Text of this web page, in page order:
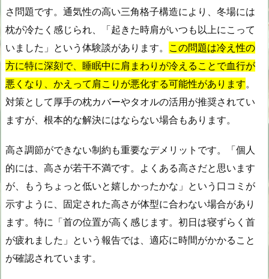
さ問題です。通気性の高い三角格子構造により、冬場には
枕が冷たく感じられ、「起きた時肩がいつも以上にこって
いました」という体験談があります。 この問題は冷え性の
方に特に深刻で、睡眠中に肩まわりが冷えることで血行が
悪くなり、かえって肩こりが悪化する可能性があります。
対策として厚手の枕カバーやタオルの活用が推奨されてい
ますが、根本的な解決にはならない場合もあります。
高さ調節ができない制約も重要なデメリットです。「個人
的には、高さが若干不満です。よくある高さだと思います
が、もうちょっと低いと嬉しかったかな」という口コミが
示すように、固定された高さが体型に合わない場合があり
ます。特に「首の位置が高く感じます。初日は寝ずらく首
が疲れました」という報告では、適応に時間がかかること
が確認されています。